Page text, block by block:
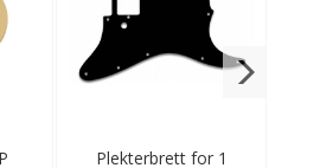
Plekterbrett for 1